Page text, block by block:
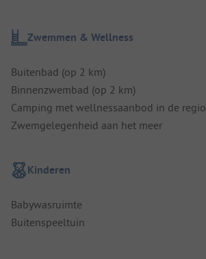
Zwemmen & Wellness
Buitenbad (op 2 km)
Binnenzwembad (op 2 km)
Camping met wellnessaanbod in de regio
Zwemgelegenheid aan het meer
Kinderen
Babywasruimte
Buitenspeeltuin